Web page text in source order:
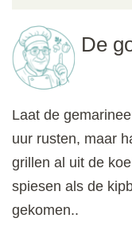
De
Laat de
uur rusten, maar
grillen al uit de
spiesen als de
gekomen..